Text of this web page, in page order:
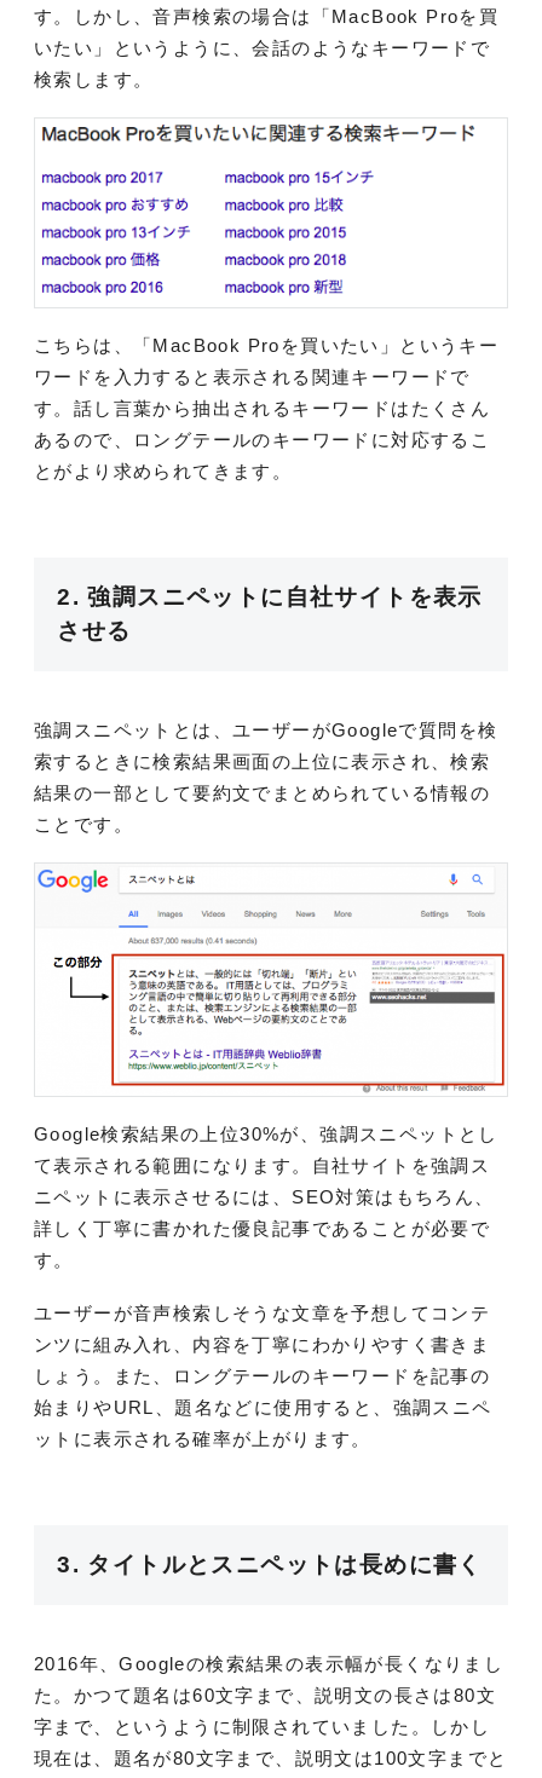
す。しかし、音声検索の場合は「MacBook Proを買
いたい」というように、会話のようなキーワードで
検索します。
こちらは、「MacBook Proを買いたい」というキー
ワードを入力すると表示される関連キーワードで
す。話し言葉から抽出されるキーワードはたくさん
あるので、ロングテールのキーワードに対応するこ
とがより求められてきます。
2. 強調スニペットに自社サイトを表示
させる
強調スニペットとは、ユーザーがGoogleで質問を検
索するときに検索結果画面の上位に表示され、検索
結果の一部として要約文でまとめられている情報の
ことです。
Google検索結果の上位30%が、強調スニペットとし
て表示される範囲になります。自社サイトを強調ス
ニペットに表示させるには、SEO対策はもちろん、
詳しく丁寧に書かれた優良記事であることが必要で
す。
ユーザーが音声検索しそうな文章を予想してコンテ
ンツに組み入れ、内容を丁寧にわかりやすく書きま
しょう。また、ロングテールのキーワードを記事の
始まりやURL、題名などに使用すると、強調スニペ
ットに表示される確率が上がります。
3. タイトルとスニペットは長めに書く
2016年、Googleの検索結果の表示幅が長くなりまし
た。かつて題名は60文字まで、説明文の長さは80文
字まで、というように制限されていました。しかし
現在は、題名が80文字まで、説明文は100文字までと